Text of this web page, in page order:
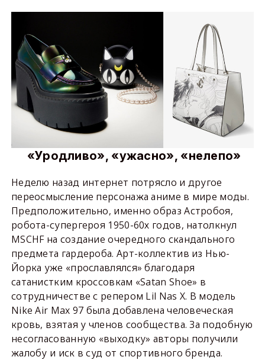
«Уродливо», «ужасно», «нелепо»
Неделю назад интернет потрясло и другое
переосмысление персонажа аниме в мире моды.
Предположительно, именно образ Астробоя,
робота-супергероя 1950-60х годов, натолкнул
MSCHF на создание очередного скандального
предмета гардероба. Арт-коллектив из Нью-
Йорка уже «прославлялся» благодаря
сатанистким кроссовкам «Satan Shoe» в
сотрудничестве с репером Lil Nas X. В модель
Nike Air Max 97 была добавлена человеческая
кровь, взятая у членов сообщества. За подобную
несогласованную «выходку» авторы получили
жалобу и иск в суд от спортивного бренда.